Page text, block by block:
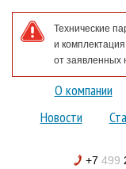
Технические
и
от заявленных
О компании
Новости
+7 499